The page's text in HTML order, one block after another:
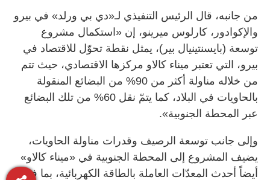
من جانبه، قال الرئيس التنفيذي لـ«دي بي ورلد» في بيرو
والإكوادور، كارلوس ميرينو، إن «استكمال مشروع
توسعة (بايسنتينيال بير)، يمثل نقطة تحوّل للاقتصاد في
بيرو، التي تعتبر ميناء كالاو مركزها الاقتصادي، حيث تتم
من خلاله مناولة أكثر من 90% من البضائع المنقولة
بالحاويات في البلاد، كما يتمّ نقل 60% من تلك البضائع
عبر المحطة الجنوبية».
وإلى جانب توسعة الرصيف وقدرات مناولة الحاويات،
يضيف المشروع إلى المحطة الجنوبية في «ميناء كالاو»
أيضاً أحدث المعدّات العاملة بالطاقة الكهربائية، بما في